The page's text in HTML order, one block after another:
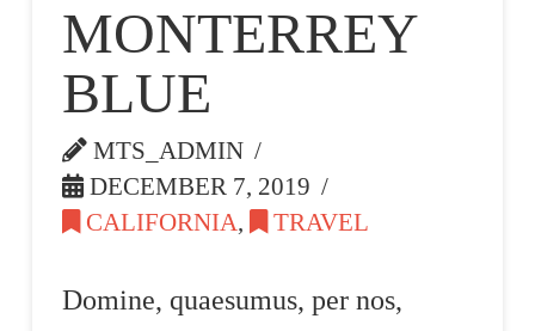
MONTERREY
BLUE
MTS_ADMIN
DECEMBER 7, 2019
CALIFORNIA, TRAVEL
Domine, quaesumus, per nos,